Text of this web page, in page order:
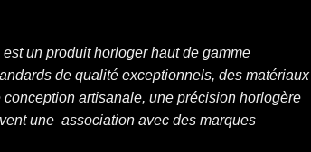
un produit horloger haut de gamme
de qualité exceptionnels, des matériaux
artisanale, une précision horlogère
une association avec des marques